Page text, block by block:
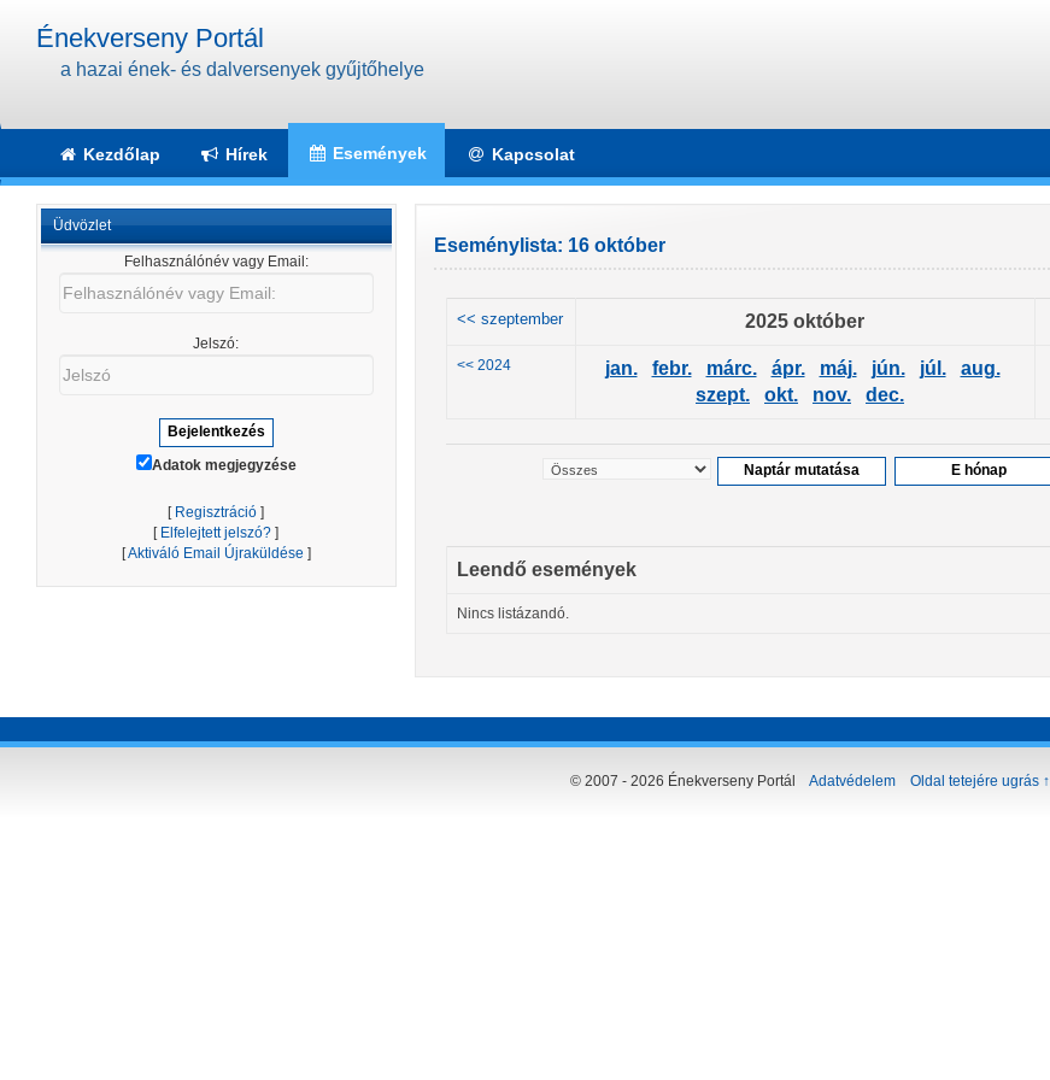
Énekverseny Portál
a hazai ének- és dalversenyek gyűjtőhelye
Kezdőlap Hírek Események Kapcsolat
Üdvözlet
Felhasználónév vagy Email:
vagy
Jelszó:
Adatok megjegyzése
[ Regisztráció ]
[ Elfelejtett jelszó? ]
[Aktiváló Email Újraküldése ]
Eseménylista: 16 október
<< szeptember 2025 október
<< 2024 jan. febr. márc. ápr. máj. jún. júl.
aug.
szept.
okt. nov. dec.
Leendő események
Nincs listázandó.
© 2007 - 2026 Énekverseny Portál Adatvédelem Oldal tetejére ugrás ↑